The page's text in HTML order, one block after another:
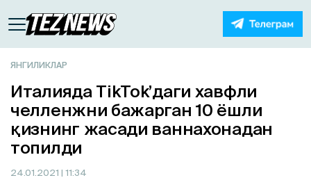
ЯНГИЛИКЛАР
Италияда TikTok’даги хавфли
челленжни бажарган 10 ёшли
қизнинг жасади ваннахонадан
топилди
24.01.2021 | 11:34